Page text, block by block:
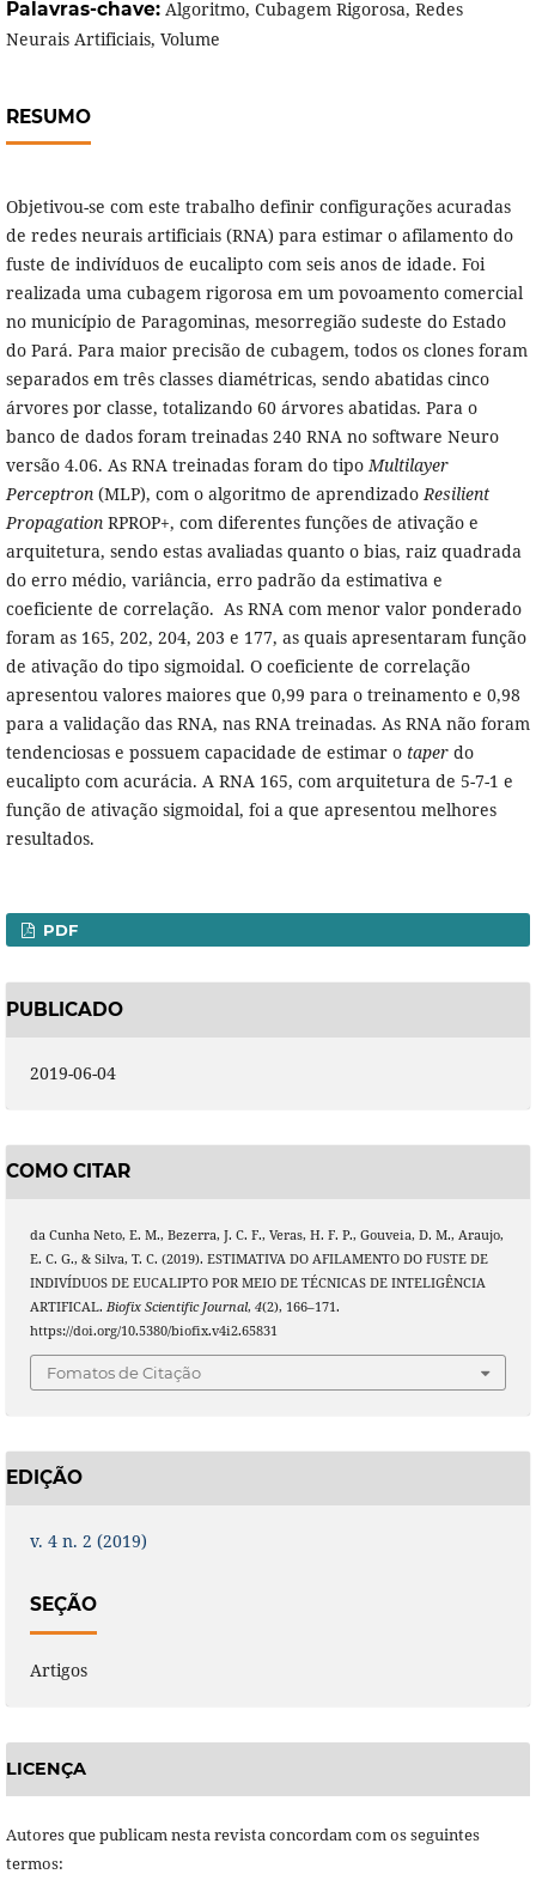
Palavras-chave: Algoritmo, Cubagem Rigorosa, Redes
Neurais Artificiais, Volume
RESUMO
Objetivou-se com este trabalho definir configurações acuradas
de redes neurais artificiais (RNA) para estimar o afilamento do
fuste de indivíduos de eucalipto com seis anos de idade. Foi
realizada uma cubagem rigorosa em um povoamento comercial
no município de Paragominas, mesorregião sudeste do Estado
do Pará. Para maior precisão de cubagem, todos os clones foram
separados em três classes diamétricas, sendo abatidas cinco
árvores por classe, totalizando 60 árvores abatidas. Para o
banco de dados foram treinadas 240 RNA no software Neuro
versão 4.06. As RNA treinadas foram do tipoMultilayer
Perceptron(MLP), com o algoritmo de aprendizadoResilient
PropagationRPROP+, com diferentes funções de ativação e
arquitetura, sendo estas avaliadas quanto o bias, raiz quadrada
do erro médio, variância, erro padrão da estimativa e
coeficiente de correlação. As RNA com menor valor ponderado
foram as 165, 202, 204, 203 e 177, as quais apresentaram função
de ativação do tipo sigmoidal. O coeficiente de correlação
apresentou valores maiores que 0,99 para o treinamento e 0,98
para a validação das RNA, nas RNA treinadas. As RNA não foram
tendenciosas e possuem capacidade de estimar o taperdo
eucalipto com acurácia. A RNA 165, com arquitetura de 5-7-1 e
função de ativação sigmoidal, foi a que apresentou melhores
resultados.
PDF
PUBLICADO
2019-06-04
COMO CITAR
da Cunha Neto, E. M., Bezerra, J. C. F., Veras, H. F. P., Gouveia, D. M., Araujo,
E. C. G., & Silva, T. C. (2019). ESTIMATIVA DO AFILAMENTO DO FUSTE DE
INDIVÍDUOS DE EUCALIPTO POR MEIO DE TÉCNICAS DE INTELIGÊNCIA
ARTIFICAL. Biofix Scientific Journal, 4(2), 166–171.
https://doi.org/10.5380/biofix.v4i2.65831
Fomatos de Citação
EDIÇÃO
v. 4 n. 2 (2019)
SEÇÃO
Artigos
LICENÇA
Autores que publicam nesta revista concordam com os seguintes
termos: